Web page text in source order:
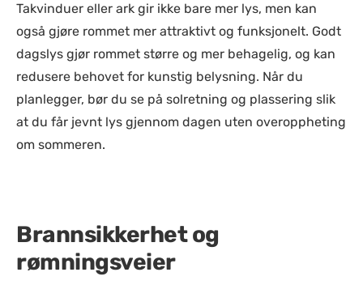
Takvinduer eller ark gir ikke bare mer lys, men kan
også gjøre rommet mer attraktivt og funksjonelt. Godt
dagslys gjør rommet større og mer behagelig, og kan
redusere behovet for kunstig belysning. Når du
planlegger, bør du se på solretning og plassering slik
at du får jevnt lys gjennom dagen uten overoppheting
om sommeren.
Brannsikkerhet og
rømningsveier